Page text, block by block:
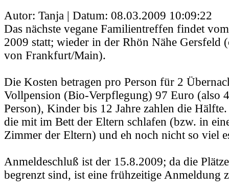
Autor: Tanja | Datum: 08.03.2009 10:09:22
Das nächste vegane Familientreffen findet
2009 statt; wieder in der Rhön Nähe Gersfeld
von Frankfurt/Main).
Die Kosten betragen pro Person für 2
Vollpension (Bio-Verpflegung) 97 Euro (also
Person), Kinder bis 12 Jahre zahlen die
die mit im Bett der Eltern schlafen (bzw. in
Zimmer der Eltern) und eh noch nicht so viel
Anmeldeschluß ist der 15.8.2009; da die
begrenzt sind, ist eine frühzeitige Anmeldung